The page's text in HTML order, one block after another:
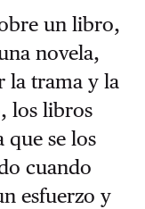
un libro,
novela,
la trama y la
los libros
que se los
cuando
esfuerzo y